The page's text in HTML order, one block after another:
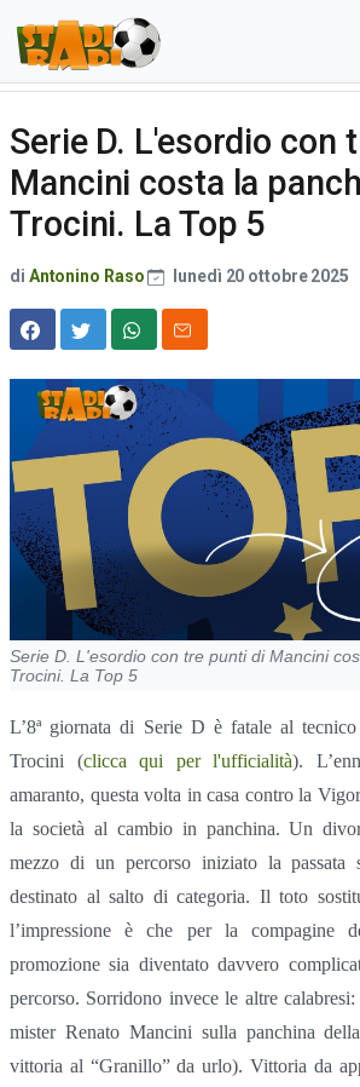
Serie D. L'esordio con
Mancini costa la
Trocini. La Top 5
di Antonino Raso lunedì 20 ottobre 2025
Serie D. L'esordio con tre punti di Mancini
Trocini. La Top 5
L’8ª giornata di Serie D è fatale al
Trocini (clicca qui per l'ufficialità).
amaranto, questa volta in casa contro la
la società al cambio in panchina. Un
mezzo di un percorso iniziato la passata
destinato al salto di categoria. Il toto
l’impressione è che per la compagine
promozione sia diventato davvero
percorso. Sorridono invece le altre
mister Renato Mancini sulla panchina
vittoria al “Granillo” da urlo). Vittoria da